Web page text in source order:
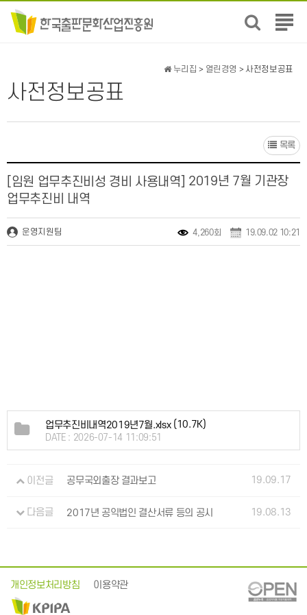
전
뉴
사전정보공표
누리집 > 열린경영 > 사전정보공표
목록
[임원 업무추진비성 경비 사용내역]
2019년 7월 기관장
업무추진비 내역
운영지원팀 4,260회 19.09.02 10:21
업무추진비내역2019년7월.xlsx(10.7K)
DATE : 2026-07-14 11:09:51
이전글 공무국외출장 결과보고 19.09.17
다음글 2017년 공익법인 결산서류 등의 공시 19.08.13
개인정보처리방침 이용약관